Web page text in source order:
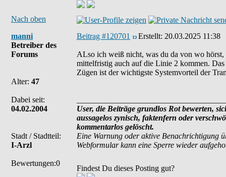
Nach oben
manni
Betreiber des
Forums
Alter: 47
Dabei seit:
04.02.2004
Stadt / Stadtteil:
I-Arzl
Bewertungen:0
Beitrag #120701 Erstellt: 20.03.2025 11:38
ALso ich weiß nicht, was du da von wo
mittelfristig auch auf die Linie 2 kommen.
Zügen ist der wichtigste Systemvorteil der
User, die Beiträge grundlos Rot bewerten,
aussagelos zynisch, faktenfern oder
kommentarlos gelöscht.
Eine Warnung oder aktive Benachrichtigung
Webformular kann eine Sperre wieder
Findest Du dieses Posting gut?